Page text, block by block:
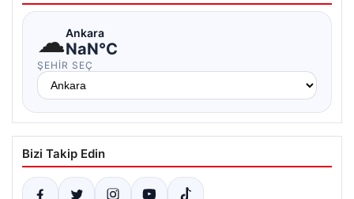
☁Ankara
NaN°C
ŞEHIR SEÇ
Bizi Takip Edin